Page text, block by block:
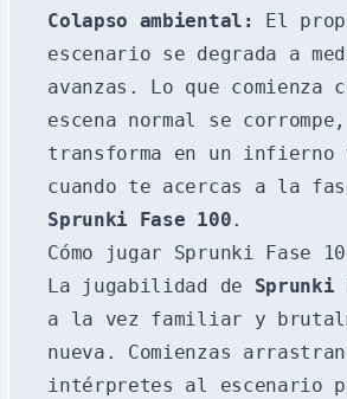
Colapso ambiental:
El
escenario se degrada a
avanzas. Lo que comienza
escena normal se
transforma en un infierno
cuando te acercas a la
Sprunki Fase 100.
Cómo jugar Sprunki Fase
La jugabilidad de Sprunki
a la vez familiar y
nueva. Comienzas
intérpretes al escenario